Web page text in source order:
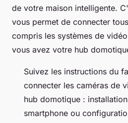
de votre maison intelligente.
vous permet de connecter
compris les systèmes de
vous avez votre hub
Suivez les instructions du
connecter les caméras de
hub domotique :
smartphone ou